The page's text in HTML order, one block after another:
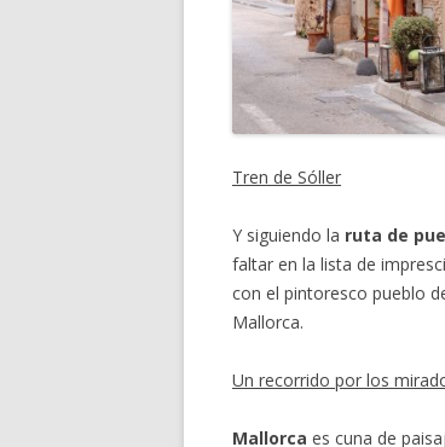
Tren de Sóller
Y siguiendo la ruta de
faltar en la lista de
con el pintoresco pueblo
Mallorca.
Un recorrido por los
Mallorca es cuna de